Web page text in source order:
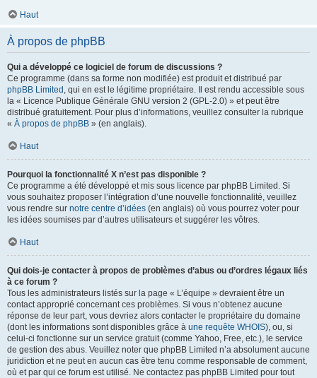
Haut
À propos de phpBB
Qui a développé ce logiciel de forum de discussions ?
Ce programme (dans sa forme non modifiée) est produit et distribué par
phpBB Limited , qui en est le légitime propriétaire. Il est rendu accessible sous
la « Licence Publique Générale GNU version 2 (GPL-2.0) » et peut être
distribué gratuitement. Pour plus d’informations, veuillez consulter la rubrique
« À propos de phpBB » (en anglais).
Haut
Pourquoi la fonctionnalité X n’est pas disponible ?
Ce programme a été développé et mis sous licence par phpBB Limited. Si
vous souhaitez proposer l’intégration d’une nouvelle fonctionnalité, veuillez
vous rendre sur notre centre d’idées (en anglais) où vous pourrez voter pour
les idées soumises par d’autres utilisateurs et suggérer les vôtres.
Haut
Qui dois-je contacter à propos de problèmes d’abus ou d’ordres légaux liés
à ce forum ?
Tous les administrateurs listés sur la page « L’équipe » devraient être un
contact approprié concernant ces problèmes. Si vous n’obtenez aucune
réponse de leur part, vous devriez alors contacter le propriétaire du domaine
(dont les informations sont disponibles grâce à une requête WHOIS), ou, si
celui-ci fonctionne sur un service gratuit (comme Yahoo, Free, etc.), le service
de gestion des abus. Veuillez noter que phpBB Limited n’a absolument aucune
juridiction et ne peut en aucun cas être tenu comme responsable de comment,
où et par qui ce forum est utilisé. Ne contactez pas phpBB Limited pour tout